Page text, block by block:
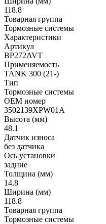
118.8
Товарная группа
Тормозные системы
Характеристики
Артикул
BP272AVT
Применяемость
TANK 300 (21-)
Тип
Тормозные системы
OEM номер
3502139XPW01A
Высота (мм)
48.1
Датчик износа
без датчика
Ось установки
задние
Толщина (мм)
14.8
Ширина (мм)
118.8
Товарная группа
Тормозные системы